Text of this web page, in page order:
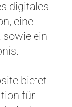
digitales
eine
sowie ein
bietet
für